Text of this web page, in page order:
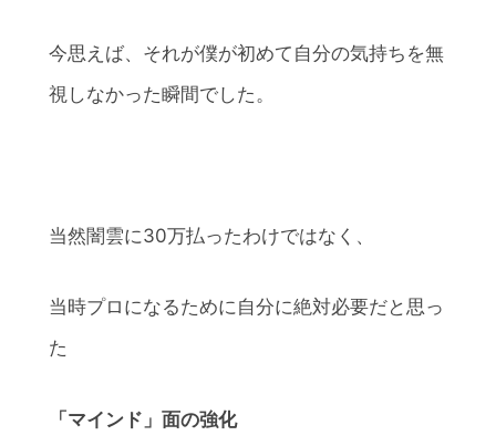
今思えば、それが僕が初めて自分の気持ちを無
視しなかった瞬間でした。
当然闇雲に30万払ったわけではなく、
当時プロになるために自分に絶対必要だと思っ
た
「マインド」面の強化